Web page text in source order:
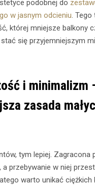
podobnej do
w jasnym odcieniu. Tego
której mniejsze balkony
się przyjemniejszym
i minimalizm
zasada
tym lepiej. Zagracona
przebywanie w niej
warto unikać ciężkich